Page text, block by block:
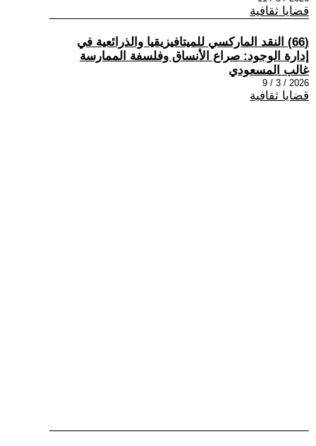
قضايا ثقافية
(66) النقد الماركسي للميتافيزيقيا والذرائعية في
إدارة الوجود: صراع الأنساق وفلسفة الممارسة
غالب المسعودي
2026 / 3 / 9
قضايا ثقافية